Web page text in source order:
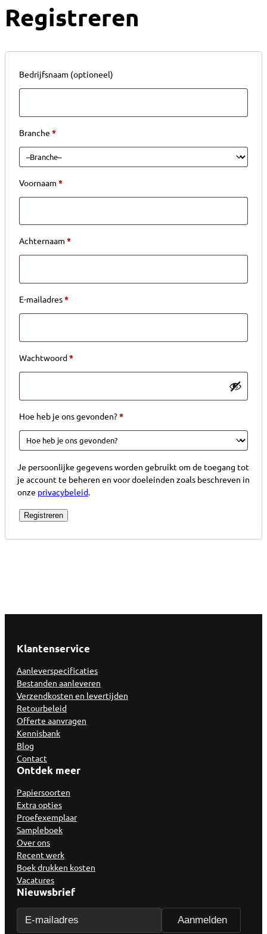
Registreren
Bedrijfsnaam (optioneel)
Branche *
Voornaam *
Achternaam *
E-mailadres*Verplicht
Wachtwoord*Verplicht
Hoe heb je ons gevonden?*
Je persoonlijke gegevens worden gebruikt om de toegang tot
je account te beheren en voor doeleinden zoals beschreven in
onze privacybeleid.
Registreren
Klantenservice
Aanleverspecificaties
Bestanden aanleveren
Verzendkosten en levertijden
Retourbeleid
Offerte aanvragen
Kennisbank
Blog
Contact
Ontdek meer
Papiersoorten
Extra opties
Proefexemplaar
Sampleboek
Over ons
Recent werk
Boek drukken kosten
Vacatures
Nieuwsbrief